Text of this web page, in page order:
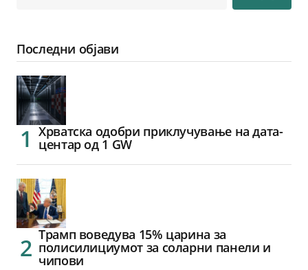
Последни објави
Хрватска одобри приклучување на дата-
центар од 1 GW
Трамп воведува 15% царина за
полисилициумот за соларни панели и
чипови